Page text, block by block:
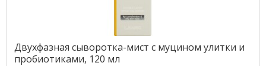
Двухфазная сыворотка-мист с муцином улитки и
пробиотиками, 120 мл